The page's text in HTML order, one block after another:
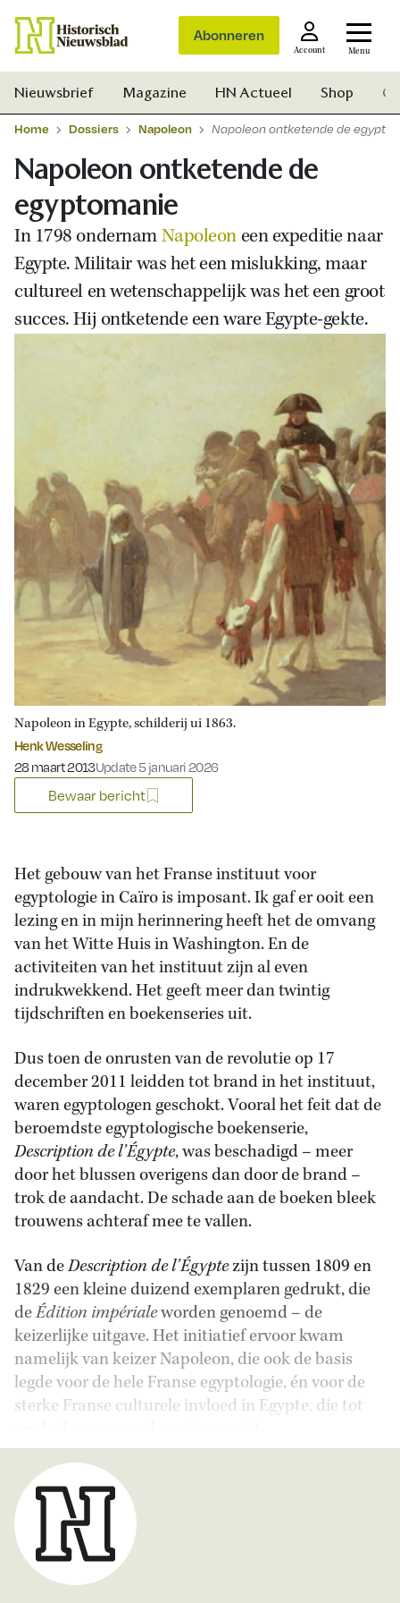
Abonneren
Account Menu
Nieuwsbrief Magazine HN Actueel Shop
Home Dossiers Napoleon Napoleon ontketende de
Napoleon ontketende de
egyptomanie
In 1798 ondernamNapoleoneen expeditie naar
Egypte. Militair was het een mislukking, maar
cultureel en wetenschappelijk was het een groot
succes. Hij ontketende een ware Egypte-gekte.
Napoleon in Egypte, schilderij ui 1863.
Henk Wesseling
Gepubliceerd op:
28 maart 2013Update 5 januari 2026
Bewaar bericht
Het gebouw van het Franse instituut voor
egyptologie in Caïro is imposant. Ik gaf er ooit een
lezing en in mijn herinnering heeft het de omvang
van het Witte Huis in Washington. En de
activiteiten van het instituut zijn al even
indrukwekkend. Het geeft meer dan twintig
tijdschriften en boekenseries uit.
Dus toen de onrusten van de revolutie op 17
december 2011 leidden tot brand in het instituut,
waren egyptologen geschokt. Vooral het feit dat de
beroemdste egyptologische boekenserie,
Description de l’Égypte, was beschadigd – meer
door het blussen overigens dan door de brand –
trok de aandacht. De schade aan de boeken bleek
trouwens achteraf mee te vallen.
Van deDescription de l’Égyptezijn tussen 1809 en
1829 een kleine duizend exemplaren gedrukt, die
deÉdition impérialeworden genoemd – de
keizerlijke uitgave. Het initiatief ervoor kwam
namelijk van keizer Napoleon, die ook de basis
legde voor de hele Franse egyptologie, én voor de
sterke Franse culturele invloed in Egypte, die tot